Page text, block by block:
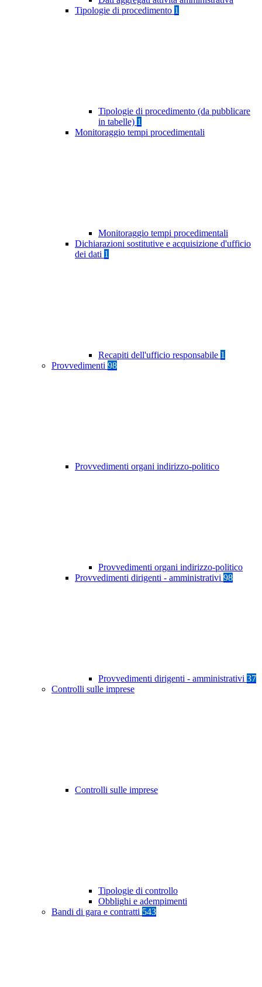
Tipologie di procedimento 1
Tipologie di procedimento (da pubblicare
in tabelle) 1
Monitoraggio tempi procedimentali
Monitoraggio tempi procedimentali
Dichiarazioni sostitutive e acquisizione d'ufficio
dei dati 1
Recapiti dell'ufficio responsabile 1
Provvedimenti 98
Provvedimenti organi indirizzo-politico
Provvedimenti organi indirizzo-politico
Provvedimenti dirigenti - amministrativi 98
Provvedimenti dirigenti - amministrativi 37
Controlli sulle imprese
Controlli sulle imprese
Tipologie di controllo
Obblighi e adempimenti
Bandi di gara e contratti 543